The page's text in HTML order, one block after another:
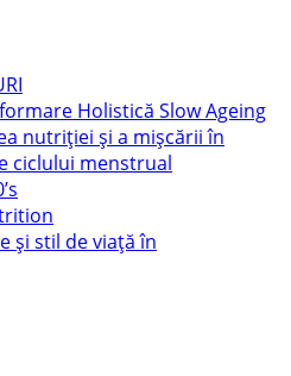
Holistică Slow Ageing
nutriției și a mișcării în
ciclului menstrual
și stil de viață în